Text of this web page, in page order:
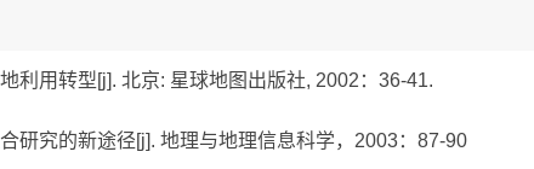
利用转型[j]. 北京: 星球地图出版社, 2002：36-41.
研究的新途径[j]. 地理与地理信息科学，2003：87-90